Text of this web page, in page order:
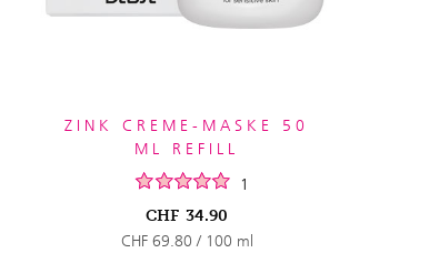
ZINK CREME-MASKE 50
ML REFILL
1
CHF 34.90
CHF 69.80 / 100 ml